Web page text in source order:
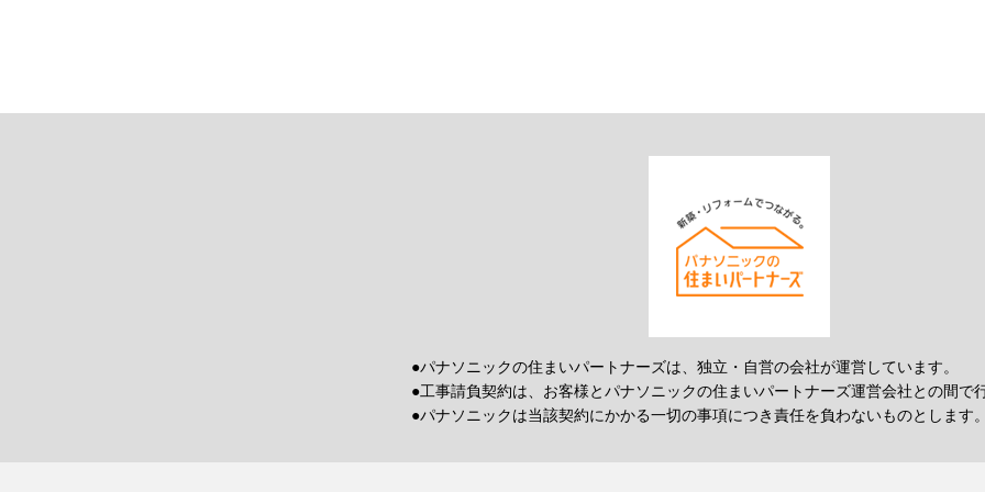
●パナソニックの住まいパートナーズは、独立・自営の会社が運営しています。
●工事請負契約は、お客様とパナソニックの住まいパートナーズ運営会社との間で
●パナソニックは当該契約にかかる一切の事項につき責任を負わないものとします。